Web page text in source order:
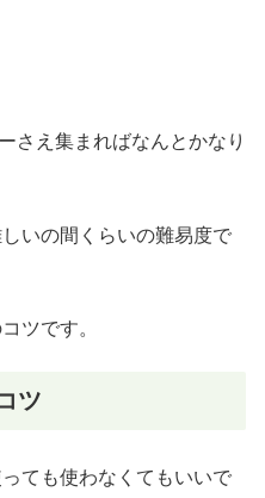
さえ集まればなんとかなり
いの間くらいの難易度で
ツです。
ツ
ても使わなくてもいいで